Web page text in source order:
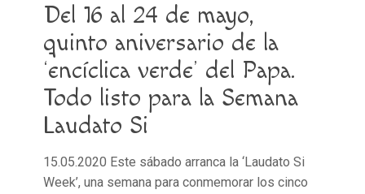
Del 16 al 24 de mayo,
quinto aniversario de la
‘encíclica verde’ del Papa.
Todo listo para la Semana
Laudato Si
15.05.2020 Este sábado arranca la ‘Laudato Si
Week’, una semana para conmemorar los cinco